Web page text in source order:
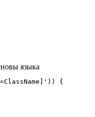
языка
{